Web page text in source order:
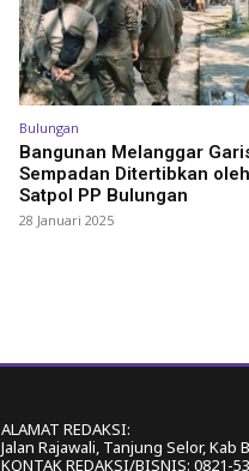
Bulungan
Bangunan Melanggar
Sempadan Ditertibkan oleh
Satpol PP Bulungan
28 Januari 2025
ALAMAT REDAKSI:
Jalan Rajawali, Tanjung Selor, Kab
KONTAK REDAKSI/BISNIS: 0821-